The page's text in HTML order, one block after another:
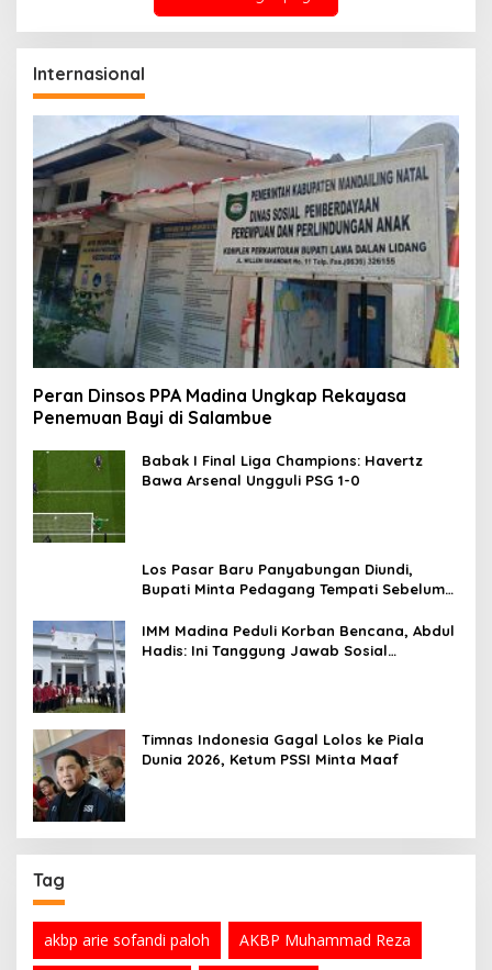
Internasional
Peran Dinsos PPA Madina Ungkap Rekayasa
Penemuan Bayi di Salambue
Babak I Final Liga Champions: Havertz
Bawa Arsenal Ungguli PSG 1-0
Los Pasar Baru Panyabungan Diundi,
Bupati Minta Pedagang Tempati Sebelum
IMM Madina Peduli Korban Bencana, Abdul
Hadis: Ini Tanggung Jawab Sosial
Timnas Indonesia Gagal Lolos ke Piala
Dunia 2026, Ketum PSSI Minta Maaf
Tag
akbp arie sofandi paloh AKBP Muhammad Reza